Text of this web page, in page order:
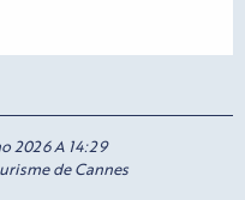
2026 A 14:29
de Cannes